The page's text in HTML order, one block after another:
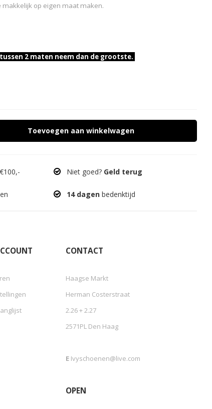
makkelijk op eigen maat maken.
2 maten neem dan de grootste.
Toevoegen aan winkelwagen
Niet goed? Geld terug
14 dagen bedenktijd
CONTACT
Haagse Markt
Herman Costerstraat
2.26 + 2.27
2571PL Den Haag
E Ivyschoenen@live.com
OPEN